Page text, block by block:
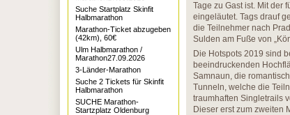
Tage zu Gast ist. Mit der
eingeläutet. Tags drauf
die Teilnehmer nach
Sulden am Fuße von
Die Hotspots 2019 sind
beeindruckenden
Samnaun, die
Tunneln, welche die
traumhaften Singletrails
Dieser erst zum zweiten
Suche Startplatz Skinfit
Halbmarathon
Marathon-Ticket abzugeben
(42km), 60€
Ulm Halbmarathon /
Marathon27.09.2026
3-Länder-Marathon
Suche 2 Tickets für Skinfit
Halbmarathon
SUCHE Marathon-
Startzplatz Oldenburg